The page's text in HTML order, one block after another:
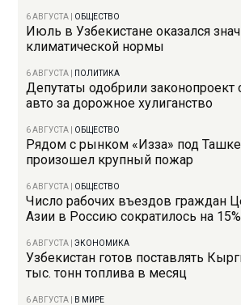
6 АВГУСТА ОБЩЕСТВО
Июль в Узбекистане оказался
климатической нормы
6 АВГУСТА ПОЛИТИКА
Депутаты одобрили законопроект
авто за дорожное хулиганство
6 АВГУСТА ОБЩЕСТВО
Рядом с рынком «Изза» под
произошел крупный пожар
6 АВГУСТА ОБЩЕСТВО
Число рабочих въездов граждан
Азии в Россию сократилось на 15%
6 АВГУСТА |ЭКОНОМИКА
Узбекистан готов поставлять
тыс. тонн топлива в месяц
6 АВГУСТА В МИРЕ